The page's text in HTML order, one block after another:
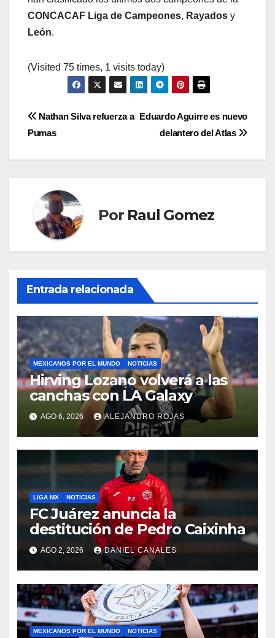
CONCACAF Liga de Campeones, Rayados y
León.
(Visited 75 times, 1 visits today)
Navegación Eduardo Aguirre es nuevo
delantero del Atlas
Nathan Silva refuerza a
Pumas
Por Raul Gomez
Entrada relacionada
MEXICANOS POR EL MUNDO NOTICIAS
Hirving Lozano volverá a las
canchas con LA Galaxy
AGO 6, 2026 ALEJANDRO ROJAS
LIGA MX NOTICIAS
FC Juárez anuncia la
destitución de Pedro Caixinha
AGO 2, 2026 DANIEL CANALES
MEXICANOS POR EL MUNDO NOTICIAS